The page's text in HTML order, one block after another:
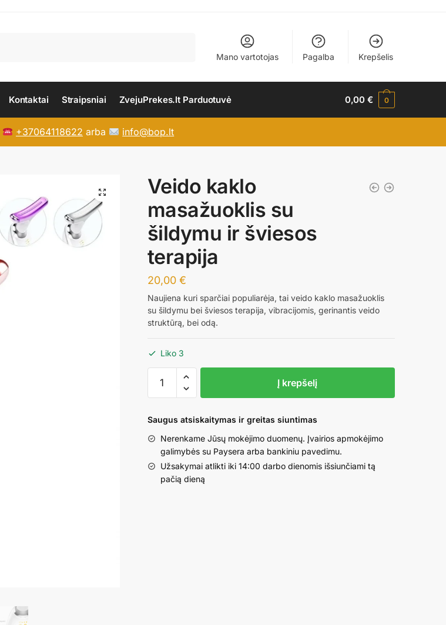
Mano vartotojas Pagalba Krepšelis
Kontaktai Straipsniai ZvejuPrekes.lt Parduotuvė 0,00€ 0
+37064118622 arba info@bop.lt
Veido kaklo
masažuoklis su
šildymu ir šviesos
terapija
20,00 €
Naujiena kuri sparčiai populiarėja, tai veido kaklo masažuoklis
su šildymu bei šviesos terapija, vibracijomis, gerinantis veido
struktūrą, bei odą.
Liko 3
produkto
kiekis:
kaklo
masažuoklis
šildymu
Į krepšelį
Saugus atsiskaitymas ir greitas siuntimas
Nerenkame Jūsų mokėjimo duomenų. Įvairios apmokėjimo
galimybės su Paysera arba bankiniu pavedimu.
Užsakymai atlikti iki 14:00 darbo dienomis išsiunčiami tą
pačią dieną